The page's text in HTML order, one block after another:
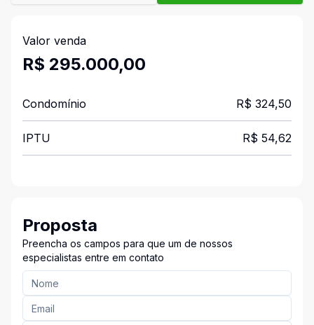
Valor venda
R$ 295.000,00
Condomínio R$ 324,50
IPTU R$ 54,62
Proposta
Preencha os campos para que um de nossos
especialistas entre em contato